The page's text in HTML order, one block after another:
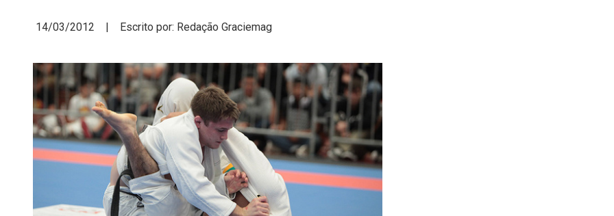
14/03/2012 | Escrito por: Redação Graciemag